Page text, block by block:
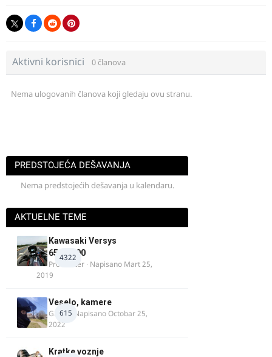
Aktivni korisnici 0 članova
Nema ulogovanih članova koji gledaju ovu stranu.
PREDSTOJEĆA DEŠAVANJA
Nema predstojećih dešavanja u kalendaru.
AKTUELNE TEME
4322
Kawasaki Versys
650/1000
ProMaster · Napisano Mart 25,
2019
615
Veselo, kamere
GR 46· NapisanoOctobar 25,
2022
Kratke voznje